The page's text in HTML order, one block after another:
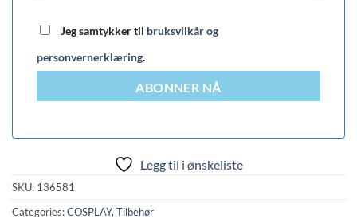
Jeg samtykker til bruksvilkår og
personvernerklæring.
ABONNER NÅ
Legg til i ønskeliste
SKU: 136581
Categories:COSPLAY, Tilbehør